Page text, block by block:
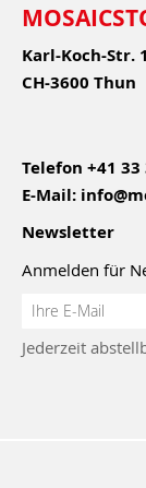
Karl-Koch-Str.
CH-3600 Thun
Telefon +41 33
E-Mail:
Newsletter
Anmelden für
Anmeldung
Newsletter:
Jederzeit